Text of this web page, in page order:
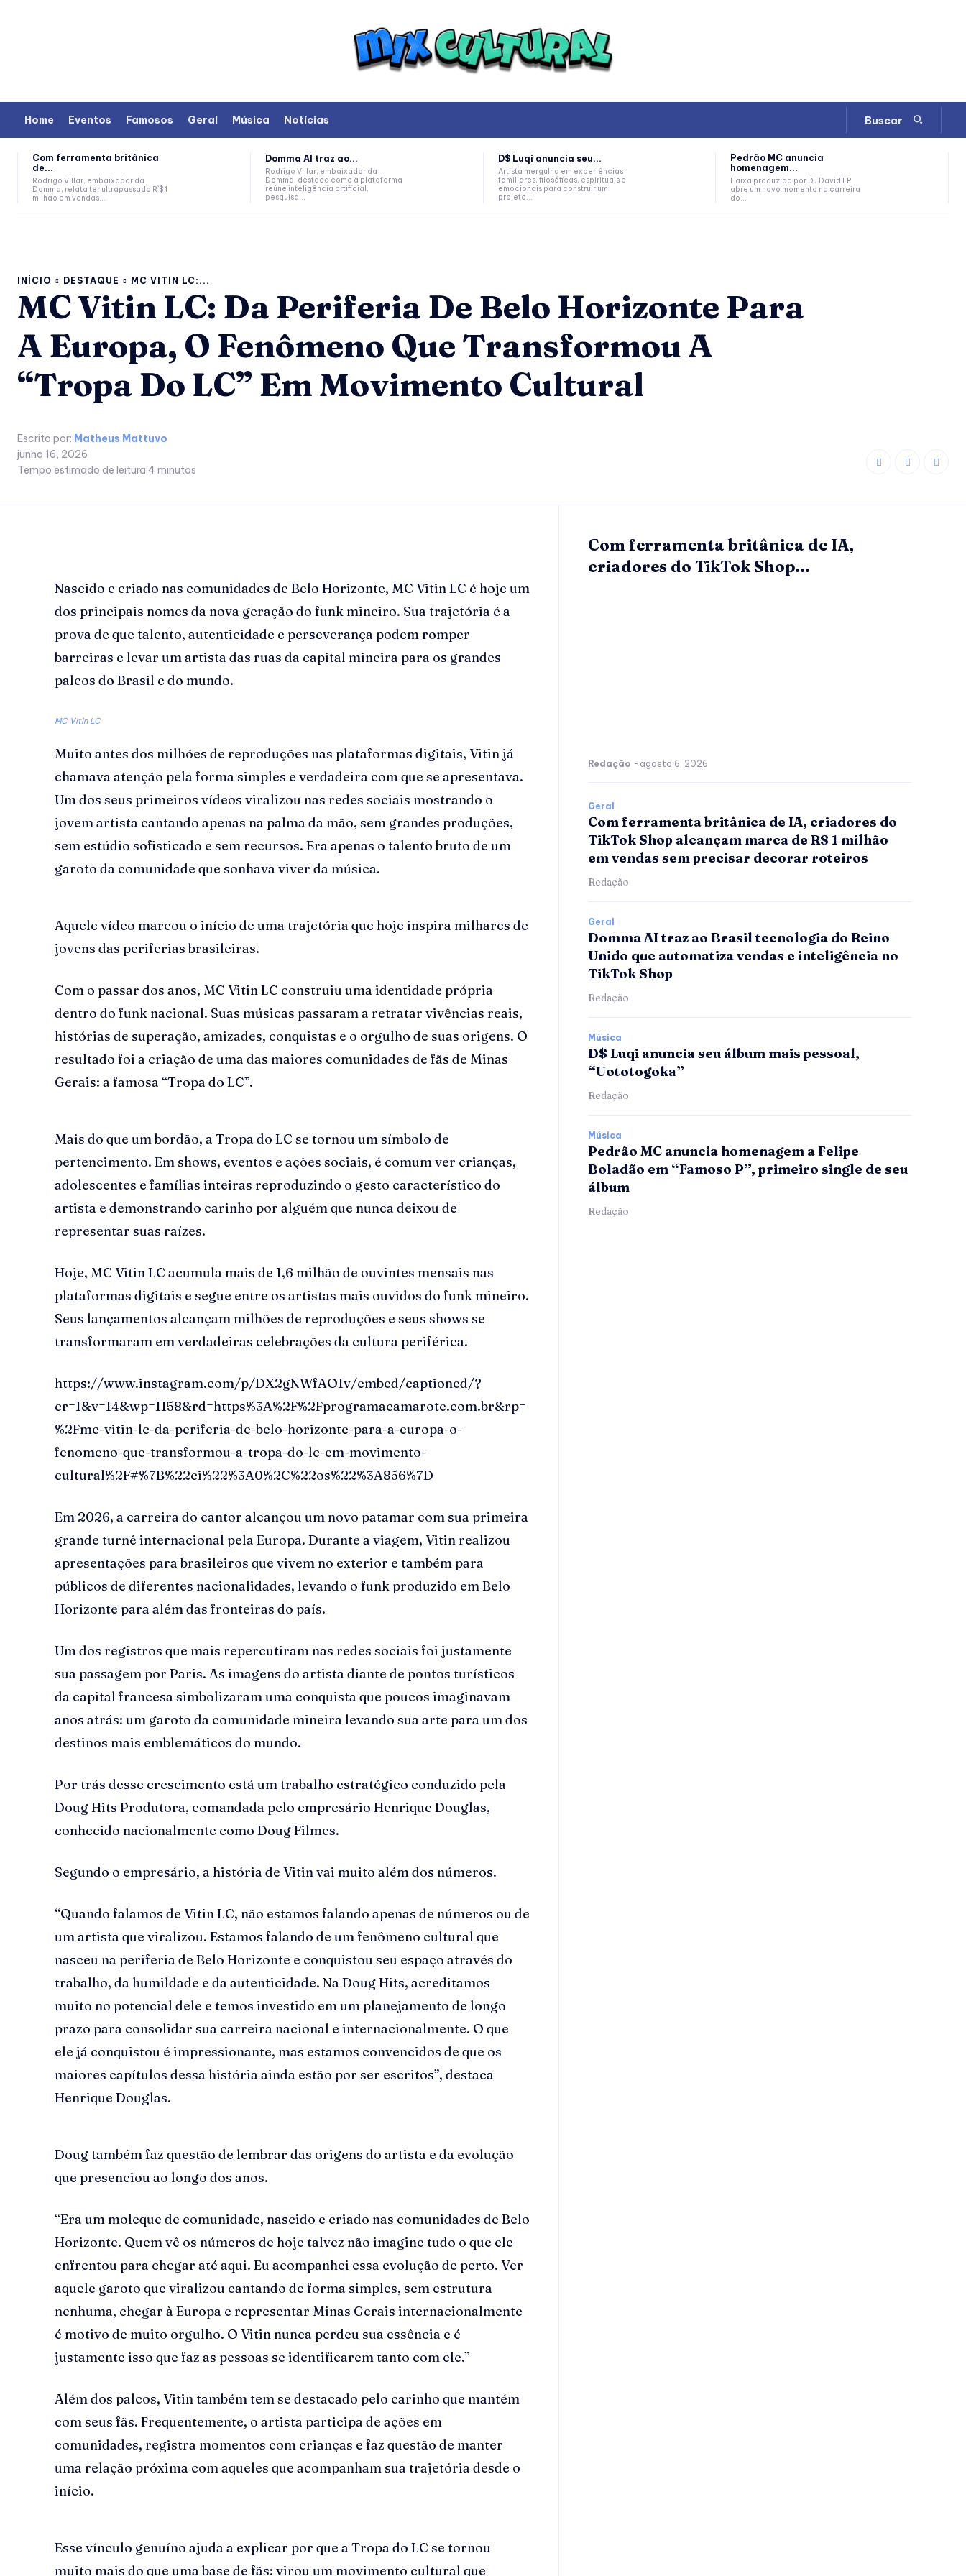
Home Eventos Famosos Geral Música Notícias Buscar
Com ferramenta britânica
de...
Rodrigo Villar, embaixador da
Domma, relata ter ultrapassado R`$ 1
milhão em vendas...
Domma AI traz ao...
Rodrigo Villar, embaixador da
Domma, destaca como a plataforma
reúne inteligência artificial,
pesquisa...
D$ Luqi anuncia seu...
Artista mergulha em experiências
familiares, filosóficas, espirituais e
emocionais para construir um
projeto...
Pedrão MC anuncia
homenagem...
Faixa produzida por DJ David LP
abre um novo momento na carreira
do...
INÍCIO DESTAQUE MC VITIN LC:...
MC Vitin LC: Da Periferia De Belo Horizonte Para
A Europa, O Fenômeno Que Transformou A
“Tropa Do LC” Em Movimento Cultural
Escrito por: Matheus Mattuvo
junho 16, 2026
Tempo estimado de leitura:4 minutos
Nascido e criado nas comunidades de Belo Horizonte, MC Vitin LC é hoje um
dos principais nomes da nova geração do funk mineiro. Sua trajetória é a
prova de que talento, autenticidade e perseverança podem romper
barreiras e levar um artista das ruas da capital mineira para os grandes
palcos do Brasil e do mundo.
MC Vitin LC
Muito antes dos milhões de reproduções nas plataformas digitais, Vitin já
chamava atenção pela forma simples e verdadeira com que se apresentava.
Um dos seus primeiros vídeos viralizou nas redes sociais mostrando o
jovem artista cantando apenas na palma da mão, sem grandes produções,
sem estúdio sofisticado e sem recursos. Era apenas o talento bruto de um
garoto da comunidade que sonhava viver da música.
Aquele vídeo marcou o início de uma trajetória que hoje inspira milhares de
jovens das periferias brasileiras.
Com o passar dos anos, MC Vitin LC construiu uma identidade própria
dentro do funk nacional. Suas músicas passaram a retratar vivências reais,
histórias de superação, amizades, conquistas e o orgulho de suas origens. O
resultado foi a criação de uma das maiores comunidades de fãs de Minas
Gerais: a famosa “Tropa do LC”.
Mais do que um bordão, a Tropa do LC se tornou um símbolo de
pertencimento. Em shows, eventos e ações sociais, é comum ver crianças,
adolescentes e famílias inteiras reproduzindo o gesto característico do
artista e demonstrando carinho por alguém que nunca deixou de
representar suas raízes.
Hoje, MC Vitin LC acumula mais de 1,6 milhão de ouvintes mensais nas
plataformas digitais e segue entre os artistas mais ouvidos do funk mineiro.
Seus lançamentos alcançam milhões de reproduções e seus shows se
transformaram em verdadeiras celebrações da cultura periférica.
https://www.instagram.com/p/DX2gNWfAO1v/embed/captioned/?
cr=1&v=14&wp=1158&rd=https%3A%2F%2Fprogramacamarote.com.br&rp=
%2Fmc-vitin-lc-da-periferia-de-belo-horizonte-para-a-europa-o-
fenomeno-que-transformou-a-tropa-do-lc-em-movimento-
cultural%2F#%7B%22ci%22%3A0%2C%22os%22%3A856%7D
Em 2026, a carreira do cantor alcançou um novo patamar com sua primeira
grande turnê internacional pela Europa. Durante a viagem, Vitin realizou
apresentações para brasileiros que vivem no exterior e também para
públicos de diferentes nacionalidades, levando o funk produzido em Belo
Horizonte para além das fronteiras do país.
Um dos registros que mais repercutiram nas redes sociais foi justamente
sua passagem por Paris. As imagens do artista diante de pontos turísticos
da capital francesa simbolizaram uma conquista que poucos imaginavam
anos atrás: um garoto da comunidade mineira levando sua arte para um dos
destinos mais emblemáticos do mundo.
Por trás desse crescimento está um trabalho estratégico conduzido pela
Doug Hits Produtora, comandada pelo empresário Henrique Douglas,
conhecido nacionalmente como Doug Filmes.
Segundo o empresário, a história de Vitin vai muito além dos números.
“Quando falamos de Vitin LC, não estamos falando apenas de números ou de
um artista que viralizou. Estamos falando de um fenômeno cultural que
nasceu na periferia de Belo Horizonte e conquistou seu espaço através do
trabalho, da humildade e da autenticidade. Na Doug Hits, acreditamos
muito no potencial dele e temos investido em um planejamento de longo
prazo para consolidar sua carreira nacional e internacionalmente. O que
ele já conquistou é impressionante, mas estamos convencidos de que os
maiores capítulos dessa história ainda estão por ser escritos”, destaca
Henrique Douglas.
Doug também faz questão de lembrar das origens do artista e da evolução
que presenciou ao longo dos anos.
“Era um moleque de comunidade, nascido e criado nas comunidades de Belo
Horizonte. Quem vê os números de hoje talvez não imagine tudo o que ele
enfrentou para chegar até aqui. Eu acompanhei essa evolução de perto. Ver
aquele garoto que viralizou cantando de forma simples, sem estrutura
nenhuma, chegar à Europa e representar Minas Gerais internacionalmente
é motivo de muito orgulho. O Vitin nunca perdeu sua essência e é
justamente isso que faz as pessoas se identificarem tanto com ele.”
Além dos palcos, Vitin também tem se destacado pelo carinho que mantém
com seus fãs. Frequentemente, o artista participa de ações em
comunidades, registra momentos com crianças e faz questão de manter
uma relação próxima com aqueles que acompanham sua trajetória desde o
início.
Esse vínculo genuíno ajuda a explicar por que a Tropa do LC se tornou
muito mais do que uma base de fãs: virou um movimento cultural que
Com ferramenta britânica de IA,
criadores do TikTok Shop...
Redação - agosto 6, 2026
Geral
Com ferramenta britânica de IA, criadores do
TikTok Shop alcançam marca de R$ 1 milhão
em vendas sem precisar decorar roteiros
Redação
Geral
Domma AI traz ao Brasil tecnologia do Reino
Unido que automatiza vendas e inteligência no
TikTok Shop
Redação
Música
D$ Luqi anuncia seu álbum mais pessoal,
“Uototogoka”
Redação
Música
Pedrão MC anuncia homenagem a Felipe
Boladão em “Famoso P”, primeiro single de seu
álbum
Redação